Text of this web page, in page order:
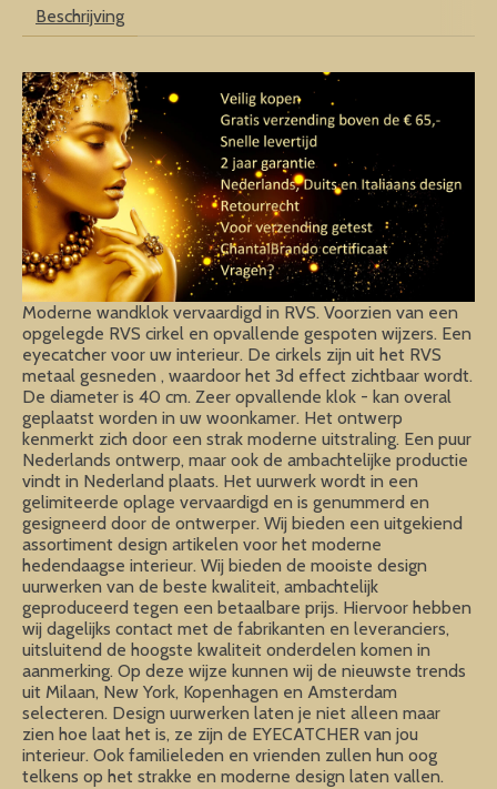
Beschrijving
Moderne wandklok vervaardigd in RVS. Voorzien van een
opgelegde RVS cirkel en opvallende gespoten wijzers. Een
eyecatcher voor uw interieur. De cirkels zijn uit het RVS
metaal gesneden , waardoor het 3d effect zichtbaar wordt.
De diameter is 40 cm. Zeer opvallende klok - kan overal
geplaatst worden in uw woonkamer. Het ontwerp
kenmerkt zich door een strak moderne uitstraling. Een puur
Nederlands ontwerp, maar ook de ambachtelijke productie
vindt in Nederland plaats. Het uurwerk wordt in een
gelimiteerde oplage vervaardigd en is genummerd en
gesigneerd door de ontwerper. Wij bieden een uitgekiend
assortiment design artikelen voor het moderne
hedendaagse interieur. Wij bieden de mooiste design
uurwerken van de beste kwaliteit, ambachtelijk
geproduceerd tegen een betaalbare prijs. Hiervoor hebben
wij dagelijks contact met de fabrikanten en leveranciers,
uitsluitend de hoogste kwaliteit onderdelen komen in
aanmerking. Op deze wijze kunnen wij de nieuwste trends
uit Milaan, New York, Kopenhagen en Amsterdam
selecteren. Design uurwerken laten je niet alleen maar
zien hoe laat het is, ze zijn de EYECATCHER van jou
interieur. Ook familieleden en vrienden zullen hun oog
telkens op het strakke en moderne design laten vallen.